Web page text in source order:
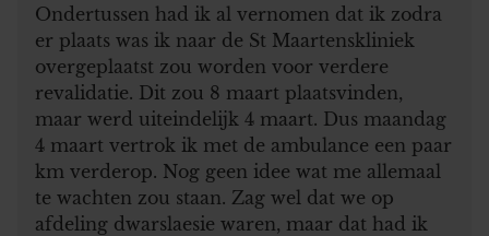
Ondertussen had ik al vernomen dat ik zodra
er plaats was ik naar de St Maartenskliniek
overgeplaatst zou worden voor verdere
revalidatie. Dit zou 8 maart plaatsvinden,
maar werd uiteindelijk 4 maart. Dus maandag
4 maart vertrok ik met de ambulance een paar
km verderop. Nog geen idee wat me allemaal
te wachten zou staan. Zag wel dat we op
afdeling dwarslaesie waren, maar dat had ik